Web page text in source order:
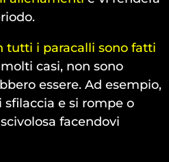
tutti i paracalli sono fatti
casi, non sono
essere. Ad esempio,
e si rompe o
facendovi